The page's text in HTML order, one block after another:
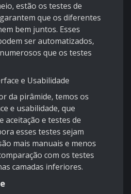
estão os testes de
que os diferentes
bem juntos. Esses
ser automatizados,
que os testes
e Usabilidade
da pirâmide, temos os
e usabilidade, que
aceitação e testes de
esses testes sejam
mais manuais e menos
com os testes
camadas inferiores.